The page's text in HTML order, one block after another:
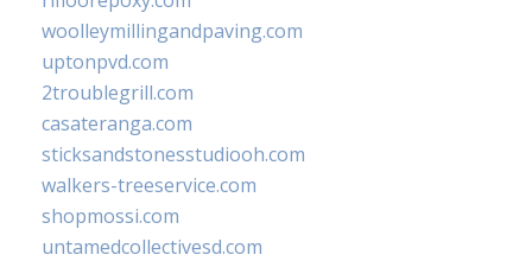
woolleymillingandpaving.com
uptonpvd.com
2troublegrill.com
casateranga.com
sticksandstonesstudiooh.com
walkers-treeservice.com
shopmossi.com
untamedcollectivesd.com